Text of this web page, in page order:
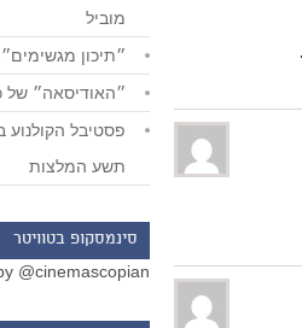
מוביל
״תיכון
״האודיסאה״ של
תשע המלצות
סינמסקופ בטוויטר
@cinemascopian